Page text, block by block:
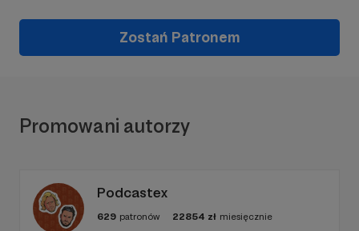
Zostań Patronem
Promowani autorzy
Podcastex
629 patronów 22854 zł miesięcznie